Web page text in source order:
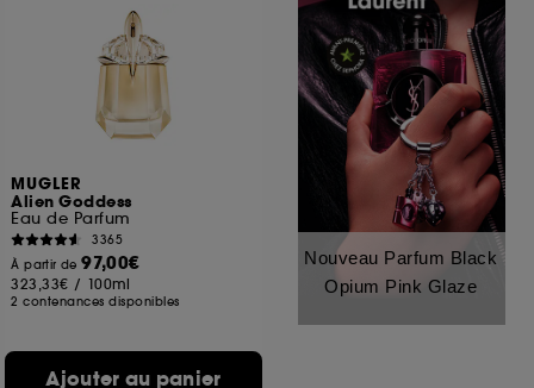
MUGLER
Alien Goddess
Eau de Parfum
3365
À partir de97,00€
323,33€ / 100ml
2 contenances disponibles
Ajouter au panier
Nouveau Parfum Black
Opium Pink Glaze